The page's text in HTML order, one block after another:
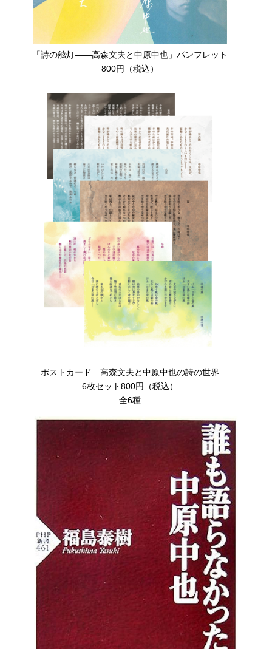
「詩の舷灯――高森文夫と中原中也」パンフレット
800円（税込）
ポストカード 高森文夫と中原中也の詩の世界
6枚セット800円（税込）
全6種